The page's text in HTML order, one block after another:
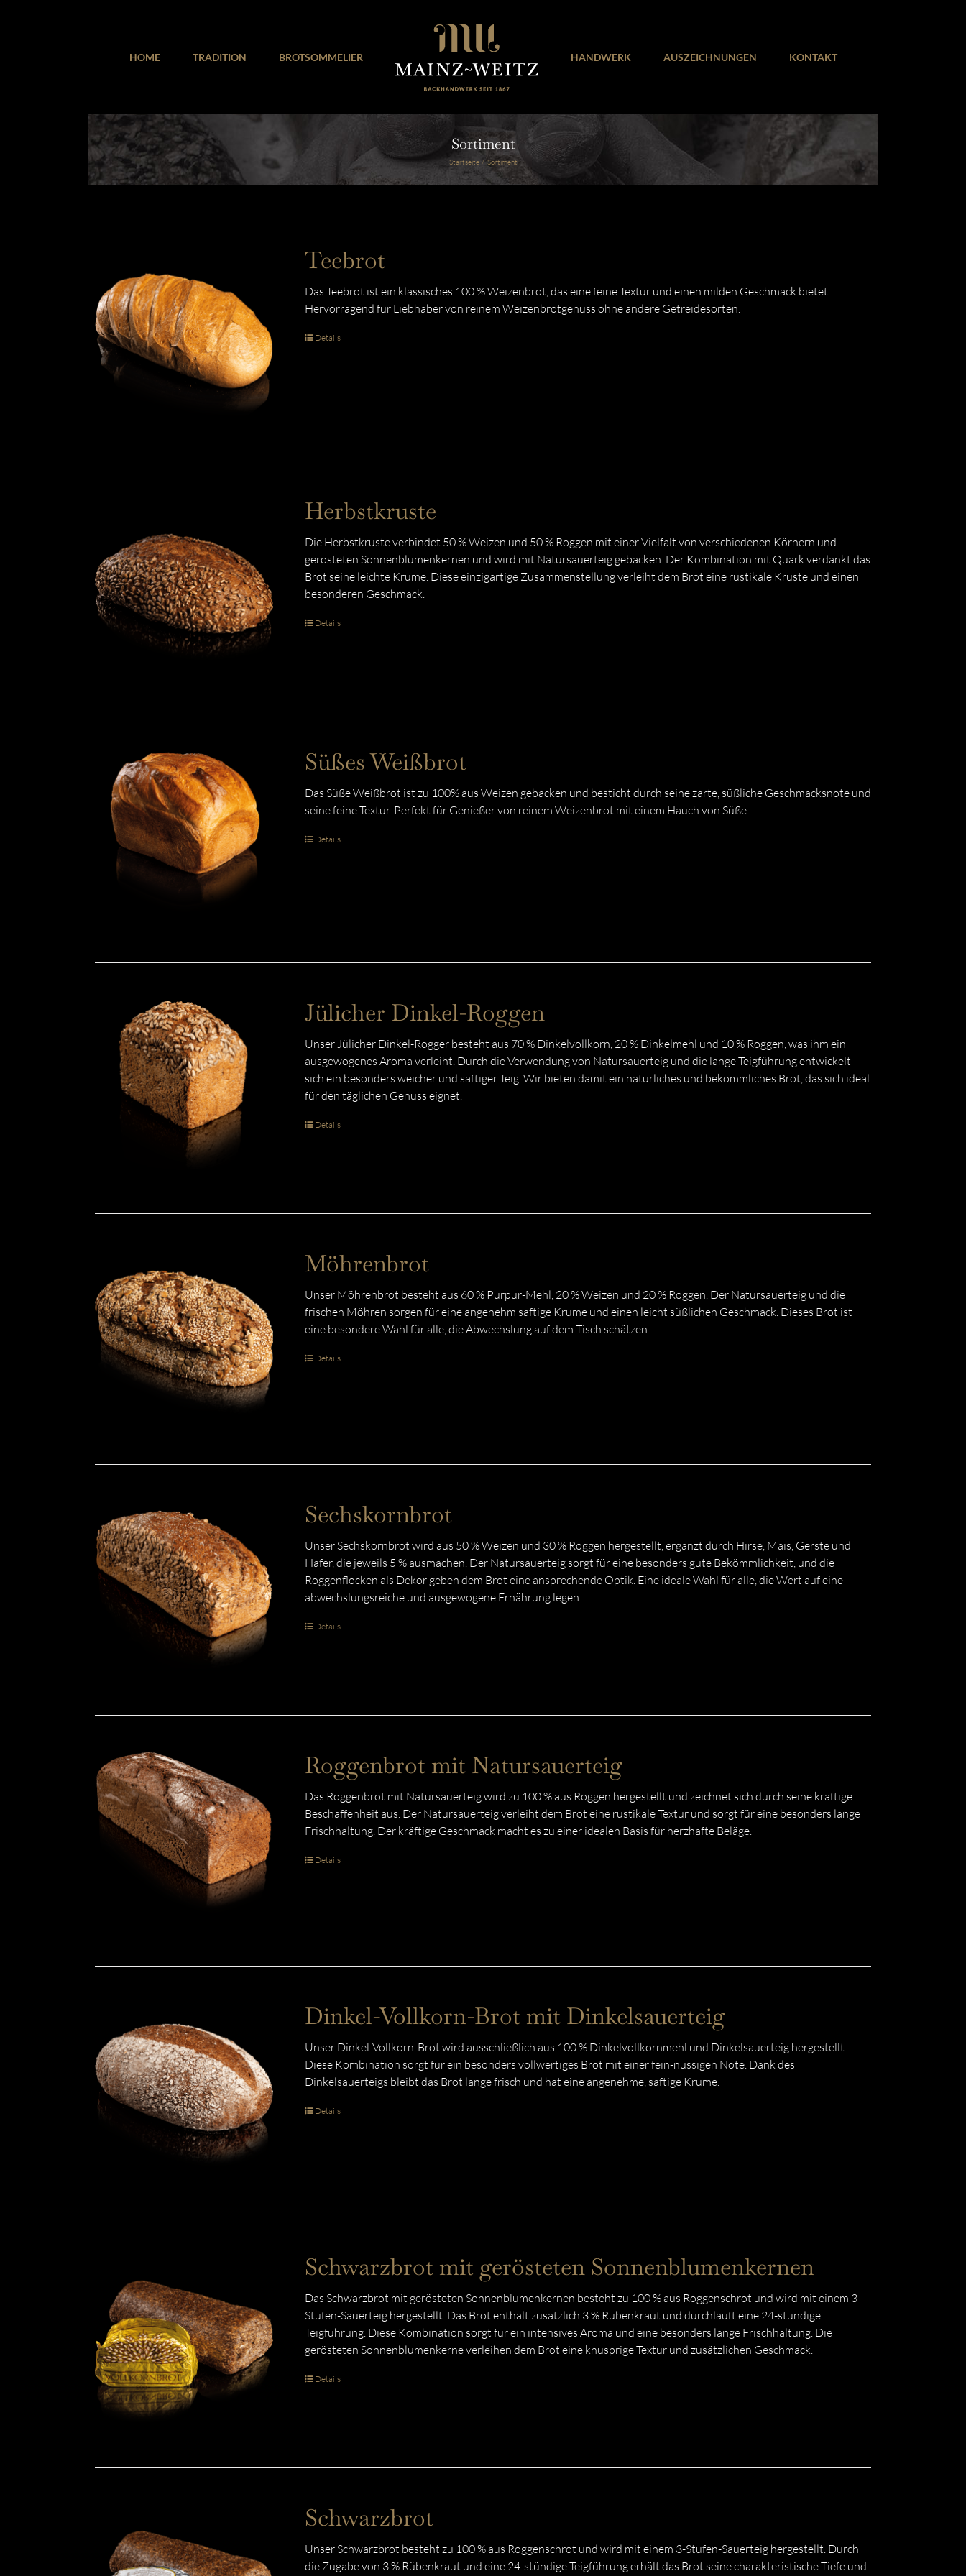
HOME TRADITION BROTSOMMELIER HANDWERK AUSZEICHNUNGEN KONTAKT
Sortiment
Startseite Sortiment
Teebrot
Das Teebrot ist ein klassisches 100 % Weizenbrot, das eine feine Textur und einen milden Geschmack bietet.
Hervorragend für Liebhaber von reinem Weizenbrotgenuss ohne andere Getreidesorten.
Details
Herbstkruste
Die Herbstkruste verbindet 50 % Weizen und 50 % Roggen mit einer Vielfalt von verschiedenen Körnern und
gerösteten Sonnenblumenkernen und wird mit Natursauerteig gebacken. Der Kombination mit Quark verdankt das
Brot seine leichte Krume. Diese einzigartige Zusammenstellung verleiht dem Brot eine rustikale Kruste und einen
besonderen Geschmack.
Details
Süßes Weißbrot
Das Süße Weißbrot ist zu 100% aus Weizen gebacken und besticht durch seine zarte, süßliche Geschmacksnote und
seine feine Textur. Perfekt für Genießer von reinem Weizenbrot mit einem Hauch von Süße.
Details
Jülicher Dinkel-Roggen
Unser Jülicher Dinkel-Rogger besteht aus 70 % Dinkelvollkorn, 20 % Dinkelmehl und 10 % Roggen, was ihm ein
ausgewogenes Aroma verleiht. Durch die Verwendung von Natursauerteig und die lange Teigführung entwickelt
sich ein besonders weicher und saftiger Teig. Wir bieten damit ein natürliches und bekömmliches Brot, das sich ideal
für den täglichen Genuss eignet.
Details
Möhrenbrot
Unser Möhrenbrot besteht aus 60 % Purpur-Mehl, 20 % Weizen und 20 % Roggen. Der Natursauerteig und die
frischen Möhren sorgen für eine angenehm saftige Krume und einen leicht süßlichen Geschmack. Dieses Brot ist
eine besondere Wahl für alle, die Abwechslung auf dem Tisch schätzen.
Details
Sechskornbrot
Unser Sechskornbrot wird aus 50 % Weizen und 30 % Roggen hergestellt, ergänzt durch Hirse, Mais, Gerste und
Hafer, die jeweils 5 % ausmachen. Der Natursauerteig sorgt für eine besonders gute Bekömmlichkeit, und die
Roggenflocken als Dekor geben dem Brot eine ansprechende Optik. Eine ideale Wahl für alle, die Wert auf eine
abwechslungsreiche und ausgewogene Ernährung legen.
Details
Roggenbrot mit Natursauerteig
Das Roggenbrot mit Natursauerteig wird zu 100 % aus Roggen hergestellt und zeichnet sich durch seine kräftige
Beschaffenheit aus. Der Natursauerteig verleiht dem Brot eine rustikale Textur und sorgt für eine besonders lange
Frischhaltung. Der kräftige Geschmack macht es zu einer idealen Basis für herzhafte Beläge.
Details
Dinkel-Vollkorn-Brot mit Dinkelsauerteig
Unser Dinkel-Vollkorn-Brot wird ausschließlich aus 100 % Dinkelvollkornmehl und Dinkelsauerteig hergestellt.
Diese Kombination sorgt für ein besonders vollwertiges Brot mit einer fein-nussigen Note. Dank des
Dinkelsauerteigs bleibt das Brot lange frisch und hat eine angenehme, saftige Krume.
Details
Schwarzbrot mit gerösteten Sonnenblumenkernen
Das Schwarzbrot mit gerösteten Sonnenblumenkernen besteht zu 100 % aus Roggenschrot und wird mit einem 3-
Stufen-Sauerteig hergestellt. Das Brot enthält zusätzlich 3 % Rübenkraut und durchläuft eine 24-stündige
Teigführung. Diese Kombination sorgt für ein intensives Aroma und eine besonders lange Frischhaltung. Die
gerösteten Sonnenblumenkerne verleihen dem Brot eine knusprige Textur und zusätzlichen Geschmack.
Details
Schwarzbrot
Unser Schwarzbrot besteht zu 100 % aus Roggenschrot und wird mit einem 3-Stufen-Sauerteig hergestellt. Durch
die Zugabe von 3 % Rübenkraut und eine 24-stündige Teigführung erhält das Brot seine charakteristische Tiefe und